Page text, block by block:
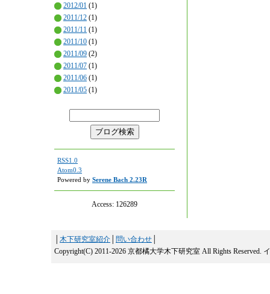
2012/01 (1)
2011/12 (1)
2011/11 (1)
2011/10 (1)
2011/09 (2)
2011/07 (1)
2011/06 (1)
2011/05 (1)
RSS1.0
Atom0.3
Powered by Serene Bach 2.23R
Access: 126289
木下研究室紹介 問い合わせ
Copyright(C) 2011-2026 京都橘大学木下研究室 All Rights Reserved.